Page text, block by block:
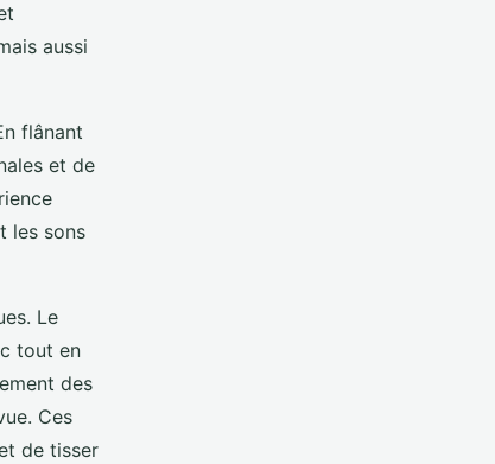
aussi
flânant
et de
les sons
Le
tout en
des
Ces
de tisser